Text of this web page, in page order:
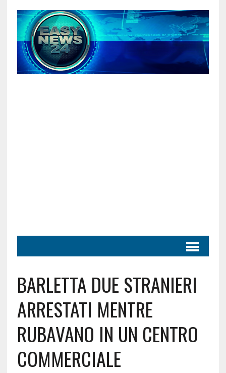
BARLETTA DUE STRANIERI
ARRESTATI MENTRE
RUBAVANO IN UN CENTRO
COMMERCIALE